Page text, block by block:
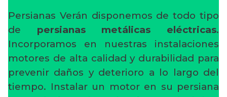
Persianas Verán disponemos de todo tipo
de persianas metálicas eléctricas.
Incorporamos en nuestras instalaciones
motores de alta calidad y durabilidad para
prevenir daños y deterioro a lo largo del
tiempo. Instalar un motor en su persiana